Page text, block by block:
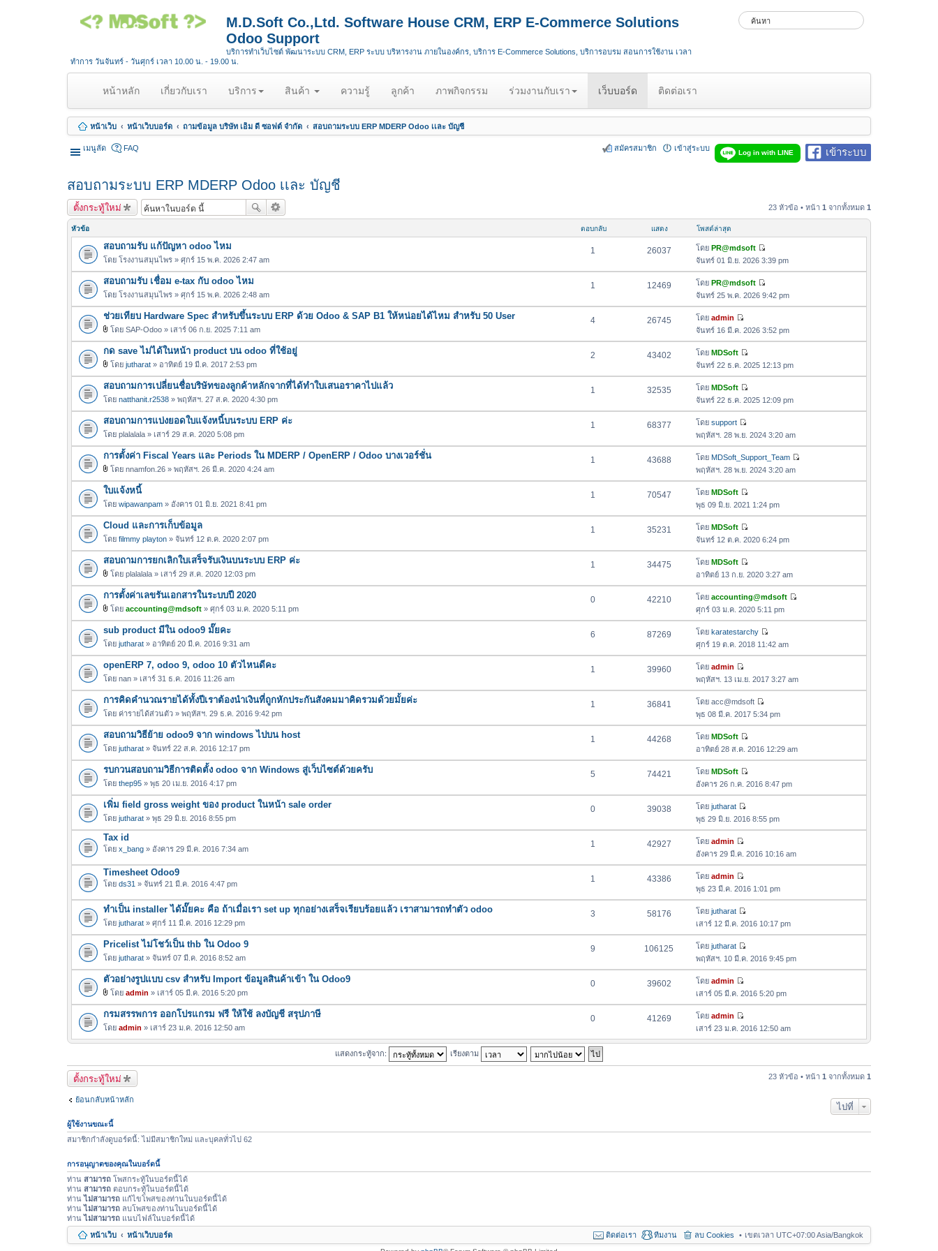
M.D.Soft Co.,Ltd. Software House CRM, ERP E-Commerce Solutions
Odoo Support
บริการทำเว็บไซต์ พัฒนาระบบ CRM, ERP ระบบ บริหารงาน ภายในองค์กร, บริการ E-Commerce Solutions, บริการอบรม สอนการใช้งาน เวลา
ทำการ วันจันทร์ - วันศุกร์ เวลา 10.00 น. - 19.00 น.
หน้าหลัก(
u
r
t
)
เกี่ยวกับเรา บริการ สินค้า ความรู้ ลูกค้า ภาพกิจกรรม ร่วมงานกับเรา เว็บบอร์ด ติดต่อเรา
หน้าเว็บ หน้าเว็บบอร์ด ถามข้อมูล บริษัท เอ็ม ดี ซอฟต์ จำกัด สอบถามระบบ ERP MDERP Odoo เเละ บัญชี
เมนูลัด เข้าระบบ
Log in with LINE
FAQ เข้าสู่ระบบ
สมัครสมาชิก
สอบถามระบบ ERP MDERP Odoo เเละ บัญชี
ตั้งกระทู้ใหม่ 23 หัวข้อ • หน้า 1 จากทั้งหมด 1
หัวข้อ ตอบกลับ แสดง โพสต์ล่าสุด
สอบถามรับ แก้ปัญหา odoo ไหม
โดย โรงงานสมุนไพร » ศุกร์ 15 พ.ค. 2026 2:47 am
1 26037 โดย PR@mdsoft
ดู
ข้
ค
ว
ม
ล่
สุ
จันทร์ 01 มิ.ย. 2026 3:39 pm
สอบถามรับ เชื่อม e-tax กับ odoo ไหม
โดย โรงงานสมุนไพร » ศุกร์ 15 พ.ค. 2026 2:48 am
1 12469 โดย PR@mdsoft
ดู
ข้
ค
ว
ม
ล่
สุ
จันทร์ 25 พ.ค. 2026 9:42 pm
ช่วยเทียบ Hardware Spec สำหรับขึ้นระบบ ERP ด้วย Odoo & SAP B1 ให้หน่อยได้ไหม สำหรับ 50 User
ฟ
ล์
แ
น
บ
โดย SAP-Odoo » เสาร์ 06 ก.ย. 2025 7:11 am
4 26745 โดย admin
ดู
ข้
อ
ค
ว
า
ม
ล่
า
สุ
จันทร์ 16 มี.ค. 2026 3:52 pm
กด save ไม่ได้ในหน้า product บน odoo ที่ใช้อยู่
ฟ
ล์
แ
น
บ
โดย jutharat » อาทิตย์ 19 มี.ค. 2017 2:53 pm
2 43402 โดย MDSoft
ดู
ข้
ค
ว
ม
ล่
า
สุ
จันทร์ 22 ธ.ค. 2025 12:13 pm
สอบถามการเปลี่ยนชื่อบริษัทของลูกค้าหลักจากที่ได้ทำใบเสนอราคาไปแล้ว
โดย natthanit.r2538 » พฤหัสฯ. 27 ส.ค. 2020 4:30 pm
1 32535 โดย MDSoft
ดู
ข้
ค
ว
า
ม
ล่
สุ
จันทร์ 22 ธ.ค. 2025 12:09 pm
สอบถามการแบ่งยอดใบแจ้งหนี้บนระบบ ERP ค่ะ
โดย plalalala » เสาร์ 29 ส.ค. 2020 5:08 pm
1 68377 โดย support
ดู
ข้
อ
ค
ว
า
ม
ล่
า
สุ
พฤหัสฯ. 28 พ.ย. 2024 3:20 am
การตั้งค่า Fiscal Years และ Periods ใน MDERP / OpenERP / Odoo บางเวอร์ชั่น
ฟ
ล์
แ
น
บ
โดย nnamfon.26 » พฤหัสฯ. 26 มี.ค. 2020 4:24 am
1 43688 โดย MDSoft_Support_Team
ข้
ว
ล่
พฤหัสฯ. 28 พ.ย. 2024 3:20 am
ใบแจ้งหนี้
โดย wipawanpam » อังคาร 01 มิ.ย. 2021 8:41 pm
1 70547 โดย MDSoft
ดู
ข้
ค
ว
ม
ล่
า
สุ
พุธ 09 มิ.ย. 2021 1:24 pm
Cloud และการเก็บข้อมูล
โดย filmmy playton » จันทร์ 12 ต.ค. 2020 2:07 pm
1 35231 โดย MDSoft
ดู
ข้
ค
ว
า
ม
ล่
า
สุ
จันทร์ 12 ต.ค. 2020 6:24 pm
สอบถามการยกเลิกใบเสร็จรับเงินบนระบบ ERP ค่ะ
ฟ
ล์
แ
น
บ
โดย plalalala » เสาร์ 29 ส.ค. 2020 12:03 pm
1 34475 โดย MDSoft
ดู
ข้
อ
ค
ว
า
ม
ล่
สุ
อาทิตย์ 13 ก.ย. 2020 3:27 am
การตั้งค่าเลขรันเอกสารในระบบปี 2020
ฟ
ล์
แ
น
บ
โดย accounting@mdsoft » ศุกร์ 03 ม.ค. 2020 5:11 pm
0 42210 โดย accounting@mdsoft
ข้
ว
ม
ล่
ศุกร์ 03 ม.ค. 2020 5:11 pm
sub product มีใน odoo9 มั๊ยคะ
โดย jutharat » อาทิตย์ 20 มี.ค. 2016 9:31 am
6 87269 โดย karatestarchy
ดู
ข้
ค
ว
ม
ล่
สุ
ศุกร์ 19 ต.ค. 2018 11:42 am
openERP 7, odoo 9, odoo 10 ตัวไหนดีคะ
โดย nan » เสาร์ 31 ธ.ค. 2016 11:26 am
1 39960 โดย admin
ดู
ข้
อ
ค
ว
า
ม
ล่
า
สุ
พฤหัสฯ. 13 เม.ย. 2017 3:27 am
การคิดคำนวณรายได้ทั้งปีเราต้องนำเงินที่ถูกหักประกันสังคมมาคิดรวมด้วยมั้ยค่ะ
โดย ค่ารายได้ส่วนตัว » พฤหัสฯ. 29 ธ.ค. 2016 9:42 pm
1 36841 โดย acc@mdsoft
ดู
ข้
ค
ว
ม
ล่
สุ
พุธ 08 มี.ค. 2017 5:34 pm
สอบถามวิธีย้าย odoo9 จาก windows ไปบน host
โดย jutharat » จันทร์ 22 ส.ค. 2016 12:17 pm
1 44268 โดย MDSoft
ดู
ข้
ค
ว
ม
ล่
สุ
อาทิตย์ 28 ส.ค. 2016 12:29 am
รบกวนสอบถามวิธีการติดตั้ง odoo จาก Windows สู่เว็บไซต์ด้วยครับ
โดย thep95 » พุธ 20 เม.ย. 2016 4:17 pm
5 74421 โดย MDSoft
ดู
ข้
ค
ว
ม
ล่
สุ
อังคาร 26 ก.ค. 2016 8:47 pm
เพิ่ม field gross weight ของ product ในหน้า sale order
โดย jutharat » พุธ 29 มิ.ย. 2016 8:55 pm
0 39038 โดย jutharat
ดู
ข้
ค
ว
ม
ล่
สุ
พุธ 29 มิ.ย. 2016 8:55 pm
Tax id
โดย x_bang » อังคาร 29 มี.ค. 2016 7:34 am 1 42927 โดย admin
ดู
ข้
ค
ว
า
ม
ล่
า
สุ
อังคาร 29 มี.ค. 2016 10:16 am
Timesheet Odoo9
โดย ds31 » จันทร์ 21 มี.ค. 2016 4:47 pm 1 43386 โดย admin
ดู
ข้
อ
ค
ว
า
ม
ล่
สุ
พุธ 23 มี.ค. 2016 1:01 pm
ทำเป็น installer ได้มั๊ยคะ คือ ถ้าเมื่อเรา set up ทุกอย่างเสร็จเรียบร้อยแล้ว เราสามารถทำตัว odoo
โดย jutharat » ศุกร์ 11 มี.ค. 2016 12:29 pm
3 58176 โดย jutharat
ดู
ข้
ค
ว
ม
ล่
สุ
ด
เสาร์ 12 มี.ค. 2016 10:17 pm
Pricelist ไม่โชว์เป็น thb ใน Odoo 9
โดย jutharat » จันทร์ 07 มี.ค. 2016 8:52 am
9 106125 โดย jutharat
ดู
ข้
ค
ว
ม
ล่
สุ
พฤหัสฯ. 10 มี.ค. 2016 9:45 pm
ตัวอย่างรูปแบบ csv สำหรับ Import ข้อมูลสินค้าเข้า ใน Odoo9
ฟ
ล์
แ
บ
โดย admin » เสาร์ 05 มี.ค. 2016 5:20 pm
0 39602 โดย admin
ดู
ข้
ค
ว
ม
เสาร์ 05 มี.ค. 2016 5:20 pm
กรมสรรพการ ออกโปรแกรม ฟรี ให้ใช้ ลงบัญชี สรุปภาษี
โดย admin » เสาร์ 23 ม.ค. 2016 12:50 am
0 41269 โดย admin
ดู
ข้
เสาร์ 23 ม.ค. 2016 12:50 am
แสดงกระทู้จาก: เรียงตาม
ตั้งกระทู้ใหม่ 23 หัวข้อ • หน้า 1 จากทั้งหมด 1
ย้อนกลับหน้าหลัก
ไปที่
ผู้ใช้งานขณะนี้
สมาชิกกำลังดูบอร์ดนี้: ไม่มีสมาชิกใหม่ และบุคลทั่วไป 62
การอนุญาตของคุณในบอร์ดนี้
ท่าน สามารถ โพสกระทู้ในบอร์ดนี้ได้
ท่าน สามารถ ตอบกระทู้ในบอร์ดนี้ได้
ท่านไม่สามารถ แก้ไขโพสของท่านในบอร์ดนี้ได้
ท่านไม่สามารถ ลบโพสของท่านในบอร์ดนี้ได้
ท่านไม่สามารถ แนบไฟล์ในบอร์ดนี้ได้
หน้าเว็บ
หน้าเว็บบอร์ด เขตเวลา UTC+07:00 Asia/Bangkok
ลบ Cookies
ทีมงาน
ติดต่อเรา